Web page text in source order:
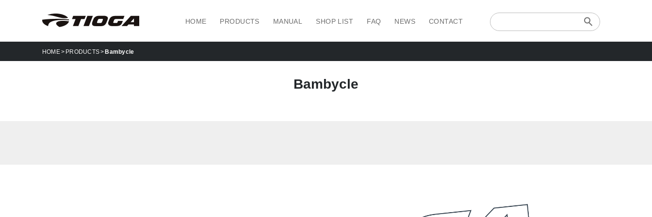
HOME PRODUCTS MANUAL SHOP LIST FAQ NEWS CONTACT
HOME PRODUCTS Bambycle
Bambycle